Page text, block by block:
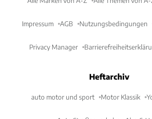
Impressum AGB Nutzungsbedingungen
Privacy Manager
Heftarchiv
auto motor und sport Motor Klassik